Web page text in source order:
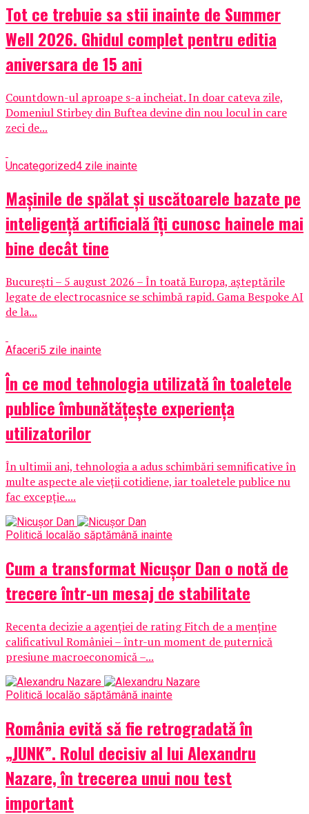
Tot ce trebuie sa stii inainte de Summer
Well 2026. Ghidul complet pentru editia
aniversara de 15 ani
Countdown-ul aproape s-a incheiat. In doar cateva zile,
Domeniul Stirbey din Buftea devine din nou locul in care
zeci de...
Uncategorized4 zile inainte
Mașinile de spălat și uscătoarele bazate pe
inteligență artificială îți cunosc hainele mai
bine decât tine
București – 5 august 2026 – În toată Europa, așteptările
legate de electrocasnice se schimbă rapid. Gama Bespoke AI
de la...
Afaceri5 zile inainte
În ce mod tehnologia utilizată în toaletele
publice îmbunătățește experiența
utilizatorilor
În ultimii ani, tehnologia a adus schimbări semnificative în
multe aspecte ale vieții cotidiene, iar toaletele publice nu
fac excepție....
Politică localăo săptămână inainte
Cum a transformat Nicușor Dan o notă de
trecere într-un mesaj de stabilitate
Recenta decizie a agenției de rating Fitch de a menține
calificativul României – într-un moment de puternică
presiune macroeconomică –...
Politică localăo săptămână inainte
România evită să fie retrogradată în
„JUNK”. Rolul decisiv al lui Alexandru
Nazare, în trecerea unui nou test
important